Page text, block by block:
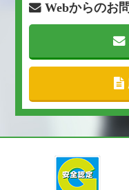
Webからのお